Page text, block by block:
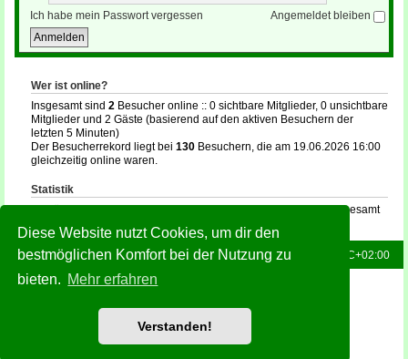
Diese Website nutzt Cookies, um dir den
bestmöglichen Komfort bei der Nutzung zu
bieten. Mehr erfahren
Verstanden!
Ich habe mein Passwort vergessen Angemeldet bleiben
Wer ist online?
Insgesamt sind 2 Besucher online :: 0 sichtbare Mitglieder, 0 unsichtbare
Mitglieder und 2 Gäste (basierend auf den aktiven Besuchern der
letzten 5 Minuten)
Der Besucherrekord liegt bei 130 Besuchern, die am 19.06.2026 16:00
gleichzeitig online waren.
Statistik
Beiträge insgesamt132• Themen insgesamt16• Mitglieder insgesamt
Foren-Übersicht Alle Zeiten sind UTC+02:00
Powered byphpBB® Forum Software © phpBB Limited
Nutzungsbedingungen